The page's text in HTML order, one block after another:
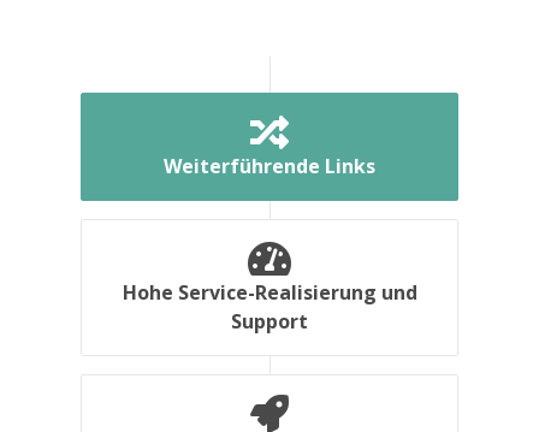
Weiterführende Links
Hohe Service-Realisierung und
Support